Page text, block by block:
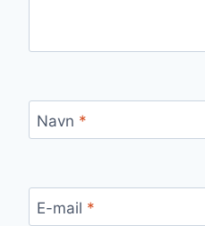
Navn *
E-mail *